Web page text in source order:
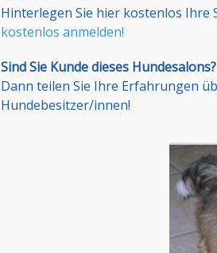
Hinterlegen Sie hier kostenlos Ihre
kostenlos anmelden!
Sind Sie Kunde dieses Hundesalons?
Dann teilen Sie Ihre Erfahrungen
Hundebesitzer/innen!